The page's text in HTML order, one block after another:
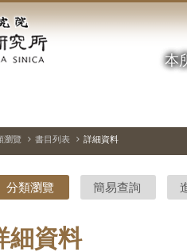
本
瀏覽 書目列表 詳細資料
分類瀏覽 簡易查詢
細資料